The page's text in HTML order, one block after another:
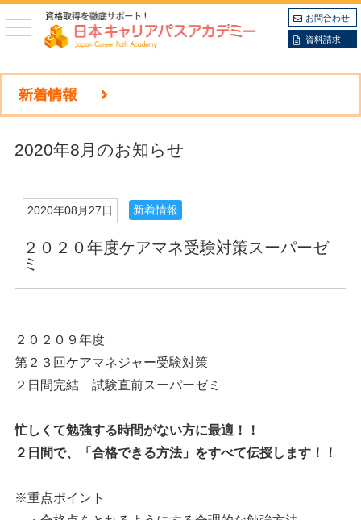
toggle
navigation
お問合わせ
資料請求
新着情報
2020年8月のお知らせ
2020年08月27日 新着情報
２０２０年度ケアマネ受験対策スーパーゼ
ミ
２０２０９年度
第２３回ケアマネジャー受験対策
２日間完結 試験直前スーパーゼミ
忙しくて勉強する時間がない方に最適！！
２日間で、「合格できる方法」をすべて伝授します！！
※重点ポイント